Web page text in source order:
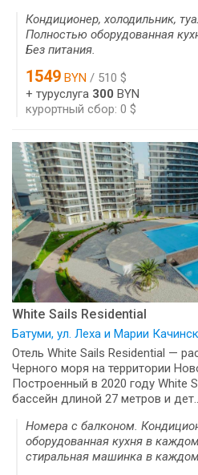
Кондиционер, холодильник,
Полностью оборудованная
Без питания.
1549 BYN / 510 $
+ туруслуга 300 BYN
курортный сбор: 0 $
White Sails Residential
Батуми, ул. Леха и Марии
Отель White Sails Residential —
Черного моря на территории
Построенный в 2020 году White
бассейн длиной 27 метров и дет...
Номера с балконом.
оборудованная кухня в
стиральная машинка в